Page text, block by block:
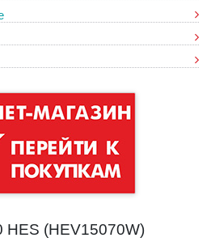
HES (HEV15070W)